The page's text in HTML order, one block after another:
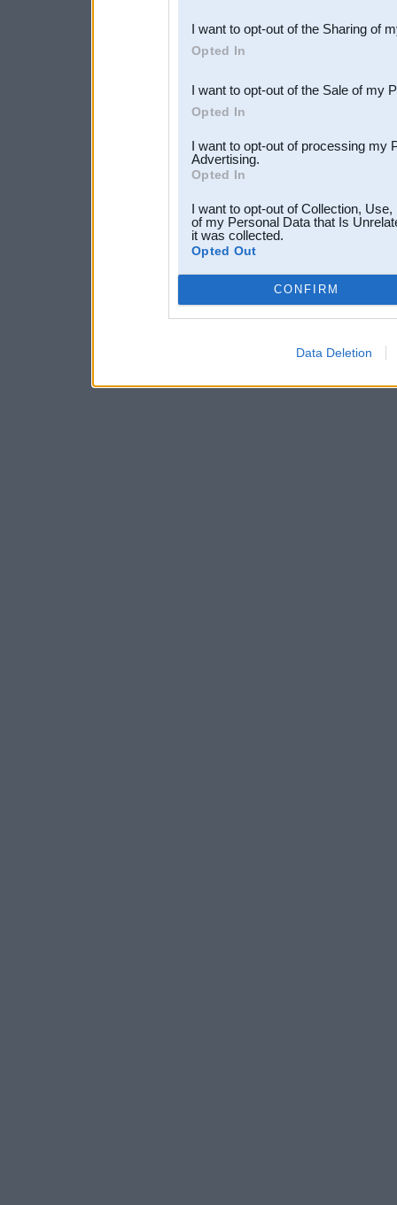
Downstream Participants
third parties.
I want to opt-out of the Sharing of
Opted In
I want to opt-out of the Sale of my
Opted In
I want to opt-out of processing my
Advertising.
Opted In
I want to opt-out of Collection,
of my Personal Data that Is
it was collected.
Opted Out
CONFIRM
Data Deletion